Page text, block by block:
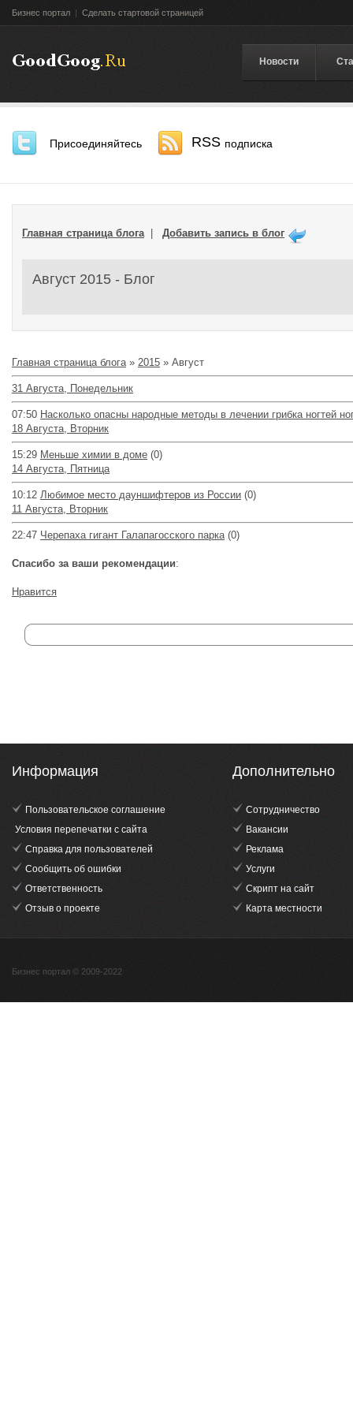
Бизнес портал | Сделать стартовой страницей
Новости
Присоединяйтесь RSS подписка
Главная страница блога| Добавить запись в блог
Август 2015 - Блог
Главная страница блога» 2015 » Август
31 Августа, Понедельник
07:50 Насколько опасны народные методы в лечении грибка ногтей
18 Августа, Вторник
15:29 Меньше химии в доме (0)
14 Августа, Пятница
10:12 Любимое место дауншифтеров из России (0)
11 Августа, Вторник
22:47 Черепаха гигант Галапагосского парка (0)
Спасибо за ваши рекомендации:
Нравится
Информация
Пользовательское соглашение
Условия перепечатки с сайта
Справка для пользователей
Сообщить об ошибки
Ответственность
Отзыв о проекте
Дополнительно
Сотрудничество
Вакансии
Реклама
Услуги
Скрипт на сайт
Карта местности
Бизнес портал © 2009-2022